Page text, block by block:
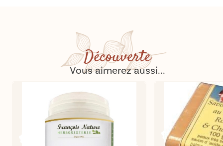
Découverte
Vous aimerez aussi...